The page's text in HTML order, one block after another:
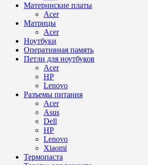
Материнские платы
Acer
Матрицы
Acer
Ноутбуки
Оперативная память
Петли для ноутбуков
Acer
HP
Lenovo
Разъемы питания
Acer
Asus
Dell
HP
Lenovo
Xiaomi
Термопаста